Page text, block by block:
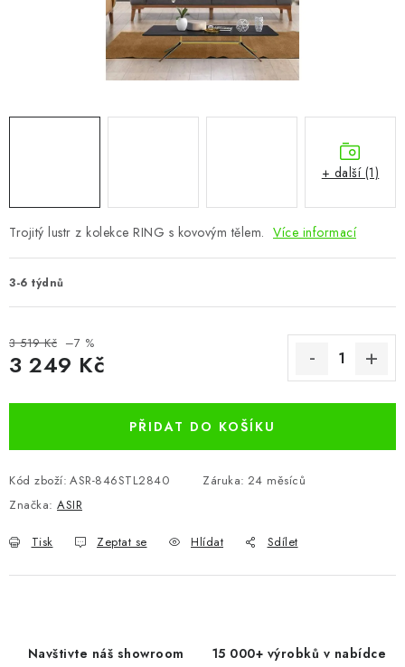
DOPLŇKY A DEKORACE
VÝPRODEJ
Vše o nákupu
Trojitý lustr z kolekce RING s kovovým tělem. Více informací
3-6 týdnů
3 519 Kč –7 %
3 249 Kč
PŘIDAT DO KOŠÍKU
Kód zboží: ASR-846STL2840 Záruka: 24 měsíců
Značka: ASIR
Tisk Zeptat se Hlídat Sdílet
+ další (1)
Navštivte náš showroom 15 000+ výrobků v nabídce